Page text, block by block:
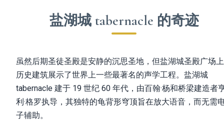
盐湖城 tabernacle 的奇迹
虽然后期圣徒圣殿是安静的沉思圣地，但盐湖城圣殿广场
历史建筑展示了世界上一些最著名的声学工程。盐湖城
tabernacle 建于 19 世纪 60 年代，由百翰·杨和桥梁建造者
利·格罗执导，其独特的龟背形穹顶旨在放大语音，而无需
子辅助。